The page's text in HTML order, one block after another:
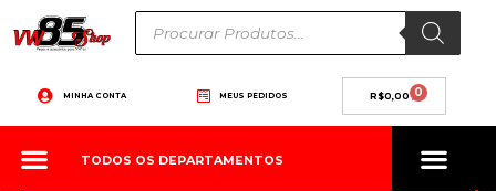
para
Pesquisar
produtos
MINHA CONTA MEUS PEDIDOS R$0,00 0
Carrinho
TODOS OS DEPARTAMENTOS